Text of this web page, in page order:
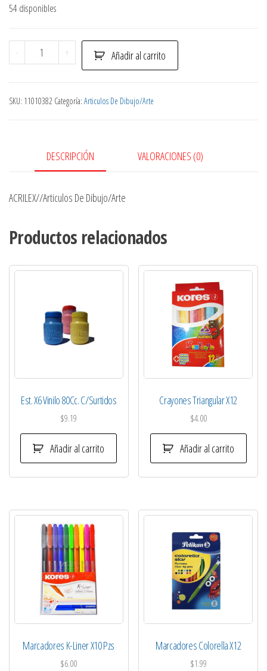
54 disponibles
-
Tempera
Escolar
Ml
+ Añadir al carrito
SKU: 11010382 Categoría: Articulos De Dibujo/Arte
DESCRIPCIÓN VALORACIONES (0)
ACRILEX//Articulos De Dibujo/Arte
Productos relacionados
Est. X6 Vinilo 80Cc. C/Surtidos
$9.19
Añadir al carrito
Crayones Triangular X12
$4.00
Añadir al carrito
Marcadores K-Liner X10 Pzs
$6.00
Marcadores Colorella X12
$1.99